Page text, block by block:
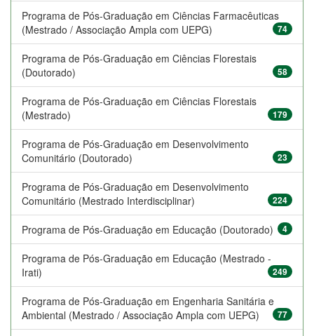
Programa de Pós-Graduação em Ciências Farmacêuticas
(Mestrado / Associação Ampla com UEPG)
74
Programa de Pós-Graduação em Ciências Florestais
(Doutorado)
58
Programa de Pós-Graduação em Ciências Florestais
(Mestrado)
179
Programa de Pós-Graduação em Desenvolvimento
Comunitário (Doutorado)
23
Programa de Pós-Graduação em Desenvolvimento
Comunitário (Mestrado Interdisciplinar)
224
Programa de Pós-Graduação em Educação (Doutorado) 4
Programa de Pós-Graduação em Educação (Mestrado -
Irati)
249
Programa de Pós-Graduação em Engenharia Sanitária e
Ambiental (Mestrado / Associação Ampla com UEPG)
77